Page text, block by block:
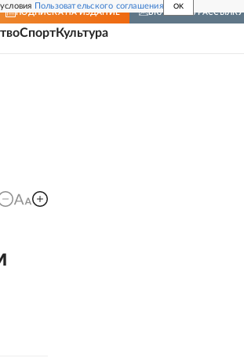
Пользовательского соглашения OK
ПОДПИСКА НА ИЗДАНИЕ ВКЛЮЧИТЬ РАССЫЛКУ
СпортКультура